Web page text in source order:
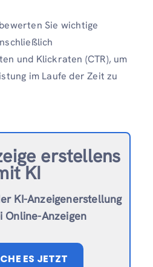
Sie wichtige
und Klickraten (CTR), um
im Laufe der Zeit zu
erstellens
KI
KI-Anzeigenerstellung
Online-Anzeigen
ES JETZT